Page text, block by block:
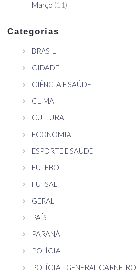
Março (11)
Categorias
BRASIL
CIDADE
CIÊNCIA E SAÚDE
CLIMA
CULTURA
ECONOMIA
ESPORTE E SAÚDE
FUTEBOL
FUTSAL
GERAL
PAÍS
PARANÁ
POLÍCIA
POLÍCIA - GENERAL CARNEIRO